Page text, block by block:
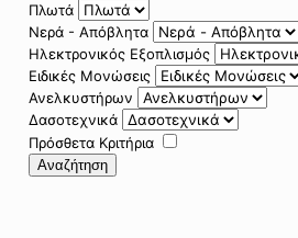
Πλωτά
Νερά - Απόβλητα
Ηλεκτρονικός Εξοπλισμός
Ειδικές Μονώσεις
Ανελκυστήρων
Δασοτεχνικά
Πρόσθετα Κριτήρια
Αναζήτηση